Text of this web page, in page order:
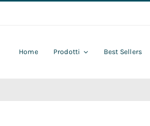
Home Prodotti Best Sellers